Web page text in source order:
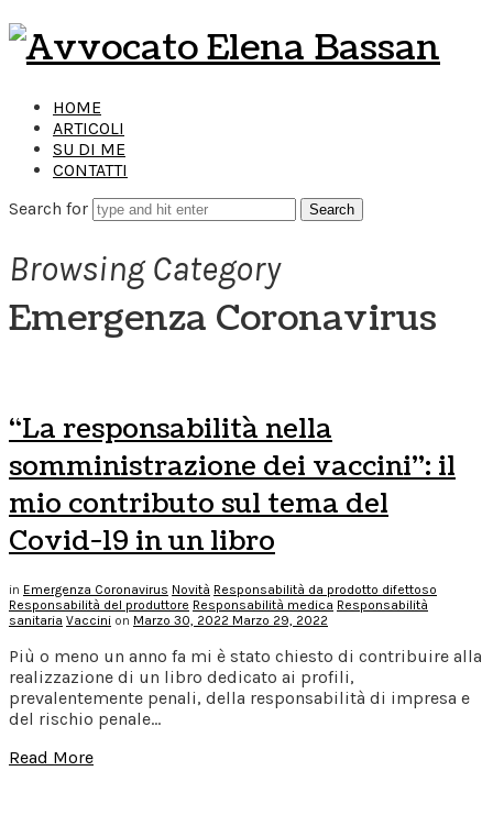
Avvocato
Elena
Bassan
HOME
ARTICOLI
SU DI ME
CONTATTI
Search for
Browsing Category
Emergenza Coronavirus
“La responsabilità nella
somministrazione dei vaccini”: il
mio contributo sul tema del
Covid-19 in un libro
in Emergenza Coronavirus Novità Responsabilità da prodotto difettoso
Responsabilità del produttore Responsabilità medica Responsabilità
sanitaria Vaccini on Marzo 30, 2022 Marzo 29, 2022
Più o meno un anno fa mi è stato chiesto di contribuire alla
realizzazione di un libro dedicato ai profili,
prevalentemente penali, della responsabilità di impresa e
del rischio penale…
Read More